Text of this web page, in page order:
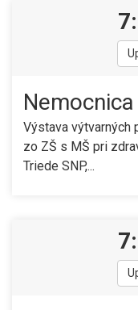
Výstava výtvarných
zo ZŠ s MŠ pri
Triede SNP,...